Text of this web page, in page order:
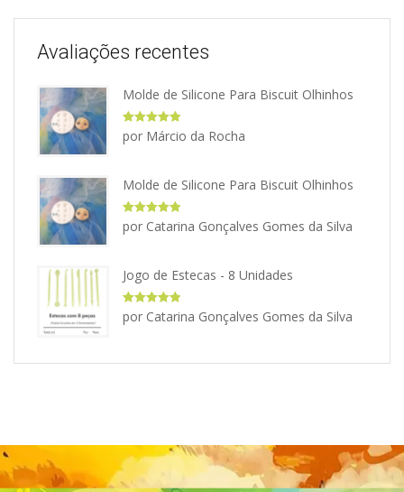
Avaliações recentes
Molde de Silicone Para Biscuit Olhinhos
Avaliação
de 5
por Márcio da Rocha
Molde de Silicone Para Biscuit Olhinhos
Avaliação
de 5
por Catarina Gonçalves Gomes da Silva
Jogo de Estecas - 8 Unidades
Avaliação
de 5
por Catarina Gonçalves Gomes da Silva